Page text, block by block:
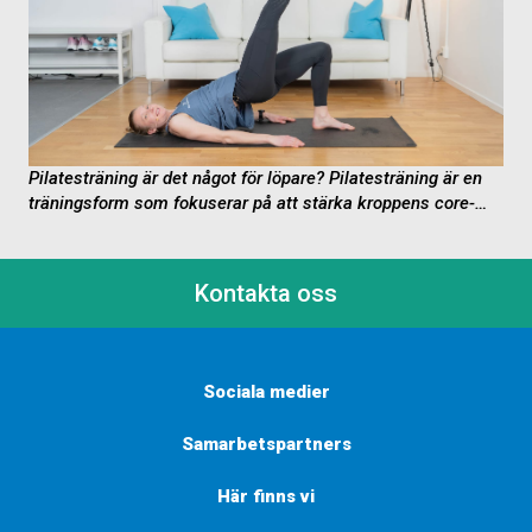
Pilatesträning är det något för löpare?Pilatesträning är en
träningsform som fokuserar på att stärka kroppens core-
Kontakta oss
Sociala medier
Samarbetspartners
Här finns vi